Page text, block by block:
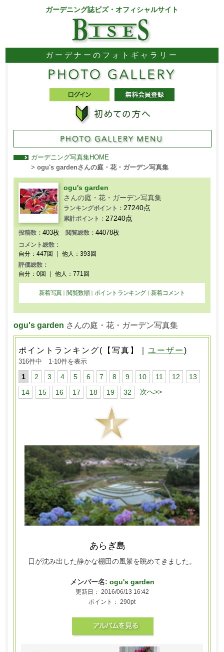
ガーデニング誌ビズ・オフィシャルサイト
ガーデナーのフォトギャラリー
ガーデニング写真集HOME
> ogu's gardenさんの庭・花・ガーデン写真集
ogu's garden
さんの庭・花・ガーデン写真集
投稿数： 403枚閲覧総数： 44078枚
コメント総数：
自分：447回 ｜ 他人：393回
評価総数：
自分：0回 ｜ 他人：771回
ランキングポイント： 27240点
累計ポイント： 27240点
新着写真 ｜ 閲覧数順｜ ポイントランキング｜ 新着コメント
ogu's garden さんの庭・花・ガーデン写真集
ポイントランキング(【写真】｜ ユーザー)
316件中 1-10件を表示
1 2 3 4 5 6 7 8 9 10 11 12
13
14
15 16 17 18 19 32 次へ>>
あらぎ島
日が沈み出した静かな棚田の風景を眺めてきました。
メンバー名: ogu's garden
更新日： 2016/06/13 16:42
ポイント： 290pt